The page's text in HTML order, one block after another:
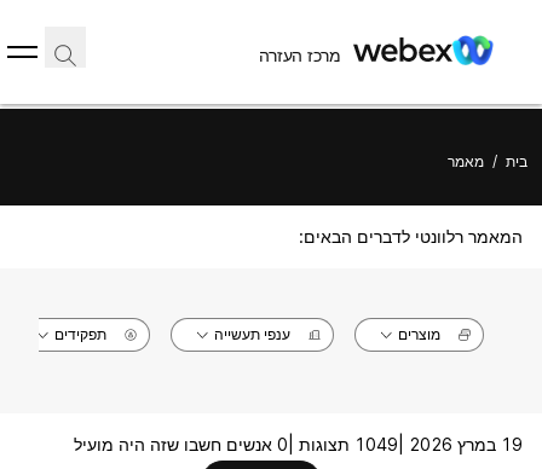
מרכז העזרה
בית / מאמר
המאמר רלוונטי לדברים הבאים:
מוצרים ענפי תעשייה תפקידים
19 במרץ 2026 | 1049 תצוגות |
0 אנשים חשבו שזה היה מועיל